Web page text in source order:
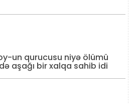
un qurucusu niyə ölümü
aşağı bir xalqa sahib idi